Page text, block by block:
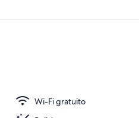
Wi-Fi gratuito